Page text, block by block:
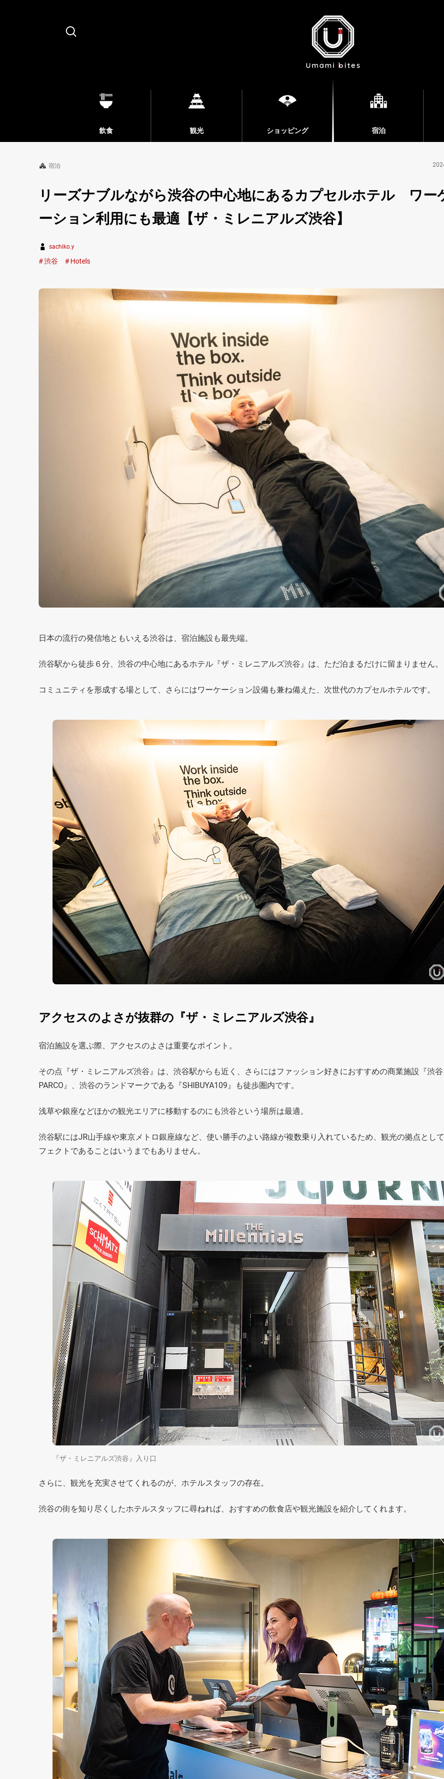
Search
飲食 観光 ショッピング 宿泊
宿泊
リーズナブルながら渋谷の中心地にあるカプセルホテル ワー
ーション利用にも最適【ザ・ミレニアルズ渋谷】
sachiko.y
渋谷 Hotels
日本の流行の発信地ともいえる渋谷は、宿泊施設も最先端。
渋谷駅から徒歩６分、渋谷の中心地にあるホテル『ザ・ミレニアルズ渋谷』は、ただ泊まるだけに留まりません。
コミュニティを形成する場として、さらにはワーケーション設備も兼ね備えた、次世代のカプセルホテルです。
アクセスのよさが抜群の『ザ・ミレニアルズ渋谷』
宿泊施設を選ぶ際、アクセスのよさは重要なポイント。
その点『ザ・ミレニアルズ渋谷』は、渋谷駅からも近く、さらにはファッション好きにおすすめの商業施設『渋谷
PARCO』、渋谷のランドマークである『SHIBUYA109』も徒歩圏内です。
浅草や銀座などほかの観光エリアに移動するのにも渋谷という場所は最適。
渋谷駅にはJR山手線や東京メトロ銀座線など、使い勝手のよい路線が複数乗り入れているため、観光の拠点とし
フェクトであることはいうまでもありません。
『ザ・ミレニアルズ渋谷』入り口
さらに、観光を充実させてくれるのが、ホテルスタッフの存在。
渋谷の街を知り尽くしたホテルスタッフに尋ねれば、おすすめの飲食店や観光施設を紹介してくれます。